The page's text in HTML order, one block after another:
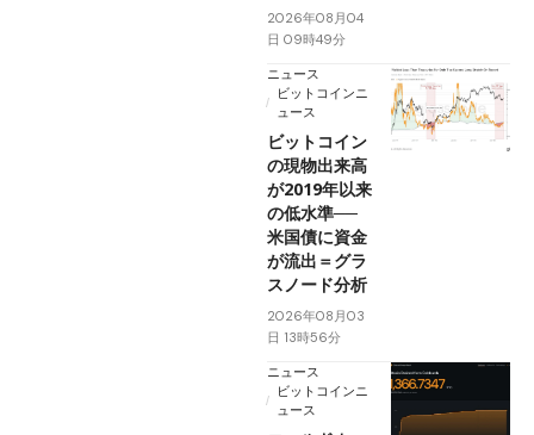
2026年08月04
日 09時49分
ニュース
ビットコインニ
ュース
ビットコイン
の現物出来高
が2019年以来
の低水準──
米国債に資金
が流出＝グラ
スノード分析
2026年08月03
日 13時56分
ニュース
ビットコインニ
ュース